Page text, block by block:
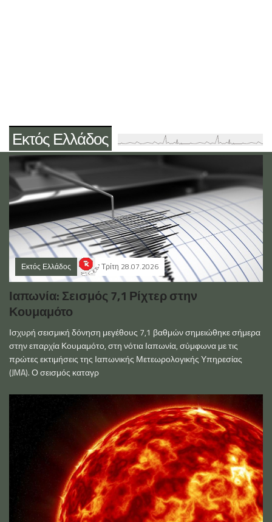
Εκτός Ελλάδος
Εκτός Ελλάδος Τρίτη 28.07.2026
Ιαπωνία: Σεισμός 7,1 Ρίχτερ στην
Κουμαμότο
Ισχυρή σεισμική δόνηση μεγέθους 7,1 βαθμών σημειώθηκε σήμερα
στην επαρχία Κουμαμότο, στη νότια Ιαπωνία, σύμφωνα με τις
πρώτες εκτιμήσεις της Ιαπωνικής Μετεωρολογικής Υπηρεσίας
(JMA). Ο σεισμός καταγρ